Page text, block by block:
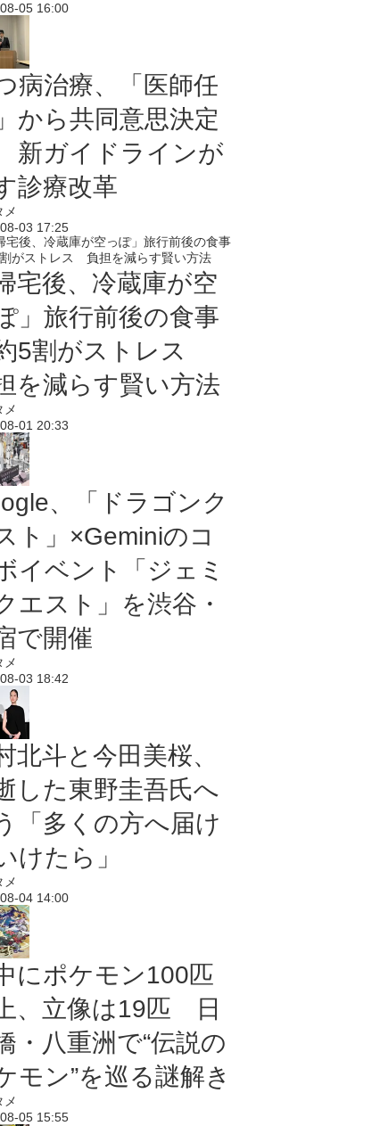
05 16:00
病治療、「医師任
から共同意思決定
ガイドラインが
診療改革
メ
03 17:25
宅後、冷蔵庫が空
」旅行前後の食事
5割がストレス
を減らす賢い方法
メ
01 20:33
、「ドラゴンク
ト」×Geminiのコ
イベント「ジェミ
エスト」を渋谷・
で開催
メ
03 18:42
北斗と今田美桜、
した東野圭吾氏へ
「多くの方へ届け
けたら」
メ
04 14:00
にポケモン100匹
、立像は19匹 日
・八重洲で“伝説の
モン”を巡る謎解き
メ
05 15:55